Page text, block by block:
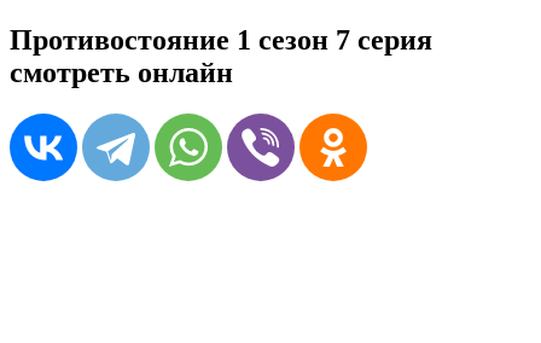
Противостояние 1 сезон 7 серия
смотреть онлайн